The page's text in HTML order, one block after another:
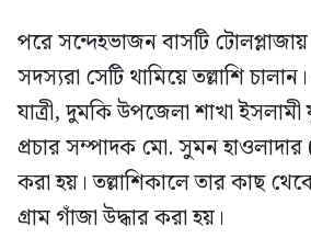
পরে সন্দেহভাজন বাসটি
সদস্যরা সেটি থামিয়ে তল্লাশি
যাত্রী, দুমকি উপজেলা শাখা
প্রচার সম্পাদক মো. সুমন
করা হয়। তল্লাশিকালে তার কাছ
গ্রাম গাঁজা উদ্ধার করা হয়।